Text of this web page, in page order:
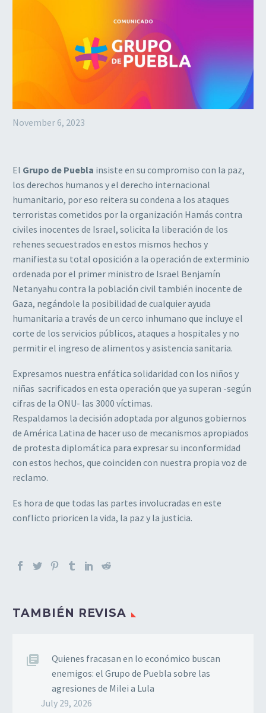
November 6, 2023
El Grupo de Puebla insiste en su compromiso con la paz,
los derechos humanos y el derecho internacional
humanitario, por eso reitera su condena a los ataques
terroristas cometidos por la organización Hamás contra
civiles inocentes de Israel, solicita la liberación de los
rehenes secuestrados en estos mismos hechos y
manifiesta su total oposición a la operación de exterminio
ordenada por el primer ministro de Israel Benjamín
Netanyahu contra la población civil también inocente de
Gaza, negándole la posibilidad de cualquier ayuda
humanitaria a través de un cerco inhumano que incluye el
corte de los servicios públicos, ataques a hospitales y no
permitir el ingreso de alimentos y asistencia sanitaria.
Expresamos nuestra enfática solidaridad con los niños y
niñas sacrificados en esta operación que ya superan -según
cifras de la ONU- las 3000 víctimas.
Respaldamos la decisión adoptada por algunos gobiernos
de América Latina de hacer uso de mecanismos apropiados
de protesta diplomática para expresar su inconformidad
con estos hechos, que coinciden con nuestra propia voz de
reclamo.
Es hora de que todas las partes involucradas en este
conflicto prioricen la vida, la paz y la justicia.
TAMBIÉN REVISA
Quienes fracasan en lo económico buscan
enemigos: el Grupo de Puebla sobre las
agresiones de Milei a Lula
July 29, 2026